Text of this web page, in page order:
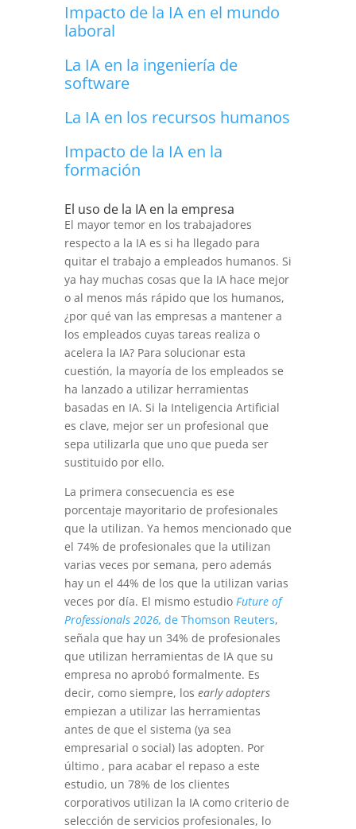
Impacto de la IA en el mundo
laboral
La IA en la ingeniería de
software
La IA en los recursos humanos
Impacto de la IA en la
formación
El uso de la IA en la empresa
El mayor temor en los trabajadores
respecto a la IA es si ha llegado para
quitar el trabajo a empleados humanos. Si
ya hay muchas cosas que la IA hace mejor
o al menos más rápido que los humanos,
¿por qué van las empresas a mantener a
los empleados cuyas tareas realiza o
acelera la IA? Para solucionar esta
cuestión, la mayoría de los empleados se
ha lanzado a utilizar herramientas
basadas en IA. Si la Inteligencia Artificial
es clave, mejor ser un profesional que
sepa utilizarla que uno que pueda ser
sustituido por ello.
La primera consecuencia es ese
porcentaje mayoritario de profesionales
que la utilizan. Ya hemos mencionado que
el 74% de profesionales que la utilizan
varias veces por semana, pero además
hay un el 44% de los que la utilizan varias
veces por día. El mismo estudio Future of
Professionals 2026, de Thomson Reuters,
señala que hay un 34% de profesionales
que utilizan herramientas de IA que su
empresa no aprobó formalmente. Es
decir, como siempre, los early adopters
empiezan a utilizar las herramientas
antes de que el sistema (ya sea
empresarial o social) las adopten. Por
último , para acabar el repaso a este
estudio, un 78% de los clientes
corporativos utilizan la IA como criterio de
selección de servicios profesionales, lo